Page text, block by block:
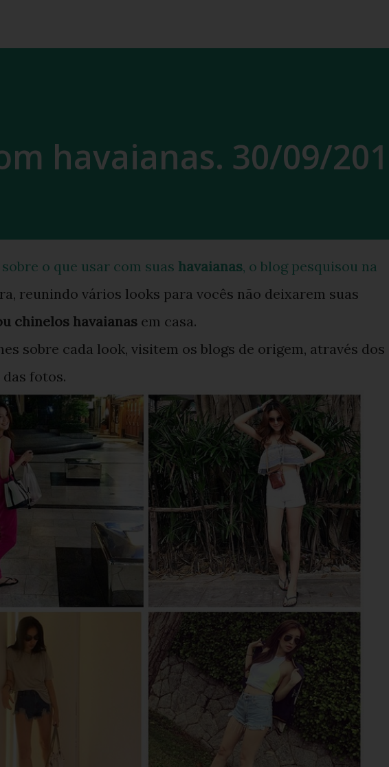
havaianas. 30/09/
o que usar com suas havaianas, o blog pesquisou na
reunindo vários looks para vocês não deixarem suas
chinelos havaianas em casa.
sobre cada look, visitem os blogs de origem, através dos
fotos.